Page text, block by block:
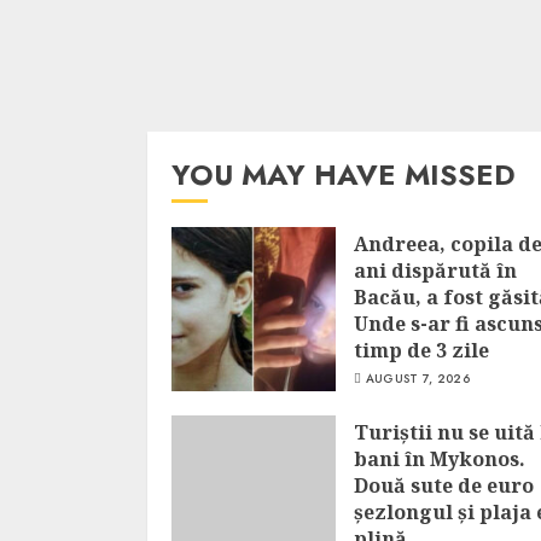
YOU MAY HAVE MISSED
Andreea, copila
ani dispărută în
Bacău, a fost
Unde s-ar fi
timp de 3 zile
AUGUST 7, 2026
Turiștii nu se uită
bani în Mykonos.
Două sute de euro
șezlongul și plaja